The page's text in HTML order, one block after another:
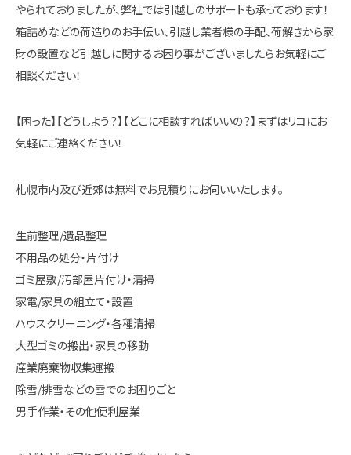
やられておりましたが、弊社では引越しのサポートも承っております！
箱詰めなどの荷造りのお手伝い、引越し業者様の手配、荷解きから家
財の設置など引越しに関するお困り事がございましたらお気軽にご
相談ください！
【困った】【どうしよう？】【どこに相談すればいいの？】まずはリコにお
気軽にご連絡ください！
札幌市内及び近郊は無料でお見積りにお伺いいたします。
生前整理/遺品整理
不用品の処分・片付け
ゴミ屋敷/汚部屋片付け・清掃
家電/家具の組立て・設置
ハウスクリーニング・各種清掃
大型ゴミの搬出・家具の移動
産業廃棄物収集運搬
除雪/排雪などの雪でのお困りごと
男手作業・その他便利屋業